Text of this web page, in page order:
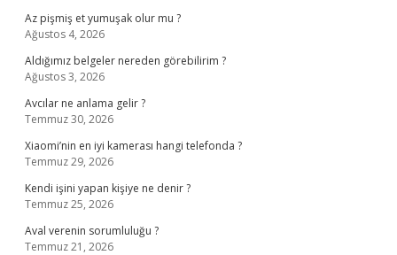
Az pişmiş et yumuşak olur mu ?
Ağustos 4, 2026
Aldığımız belgeler nereden görebilirim ?
Ağustos 3, 2026
Avcılar ne anlama gelir ?
Temmuz 30, 2026
Xiaomi’nin en iyi kamerası hangi telefonda ?
Temmuz 29, 2026
Kendi işini yapan kişiye ne denir ?
Temmuz 25, 2026
Aval verenin sorumluluğu ?
Temmuz 21, 2026